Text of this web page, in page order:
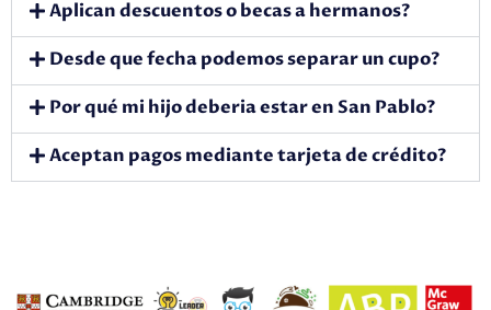
Aplican descuentos o becas a hermanos?
Desde que fecha podemos separar un cupo?
Por qué mi hijo deberia estar en San Pablo?
Aceptan pagos mediante tarjeta de crédito?